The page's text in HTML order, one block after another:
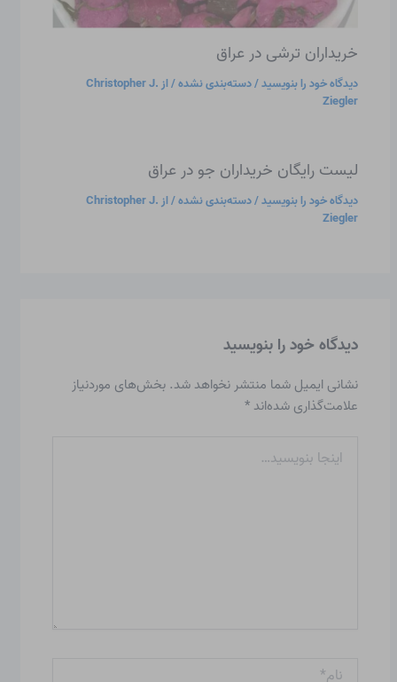
خریداران ترشی در عراق
دیدگاه‌ خود را بنویسید/دسته‌بندی نشده/ از Christopher J.
Ziegler
لیست رایگان خریداران جو در عراق
دیدگاه‌ خود را بنویسید/دسته‌بندی نشده/ از Christopher J.
Ziegler
دیدگاه‌ خود را بنویسید
نشانی ایمیل شما منتشر نخواهد شد. بخش‌های موردنیاز
علامت‌گذاری شده‌اند*
بنویسید…